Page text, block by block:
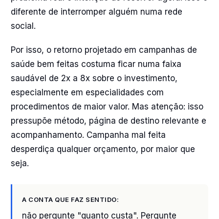
diferente de interromper alguém numa rede
social.
Por isso, o retorno projetado em campanhas de
saúde bem feitas costuma ficar numa faixa
saudável de 2x a 8x sobre o investimento,
especialmente em especialidades com
procedimentos de maior valor. Mas atenção: isso
pressupõe método, página de destino relevante e
acompanhamento. Campanha mal feita
desperdiça qualquer orçamento, por maior que
seja.
A CONTA QUE FAZ SENTIDO:
não pergunte "quanto custa". Pergunte